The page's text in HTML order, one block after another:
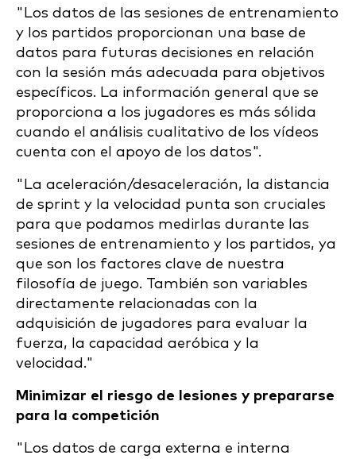
"Los datos de las sesiones de entrenamiento
y los partidos proporcionan una base de
datos para futuras decisiones en relación
con la sesión más adecuada para objetivos
específicos. La información general que se
proporciona a los jugadores es más sólida
cuando el análisis cualitativo de los vídeos
cuenta con el apoyo de los datos".
"La aceleración/desaceleración, la distancia
de sprint y la velocidad punta son cruciales
para que podamos medirlas durante las
sesiones de entrenamiento y los partidos, ya
que son los factores clave de nuestra
filosofía de juego. También son variables
directamente relacionadas con la
adquisición de jugadores para evaluar la
fuerza, la capacidad aeróbica y la
velocidad."
Minimizar el riesgo de lesiones y prepararse
para la competición
"Los datos de carga externa e interna